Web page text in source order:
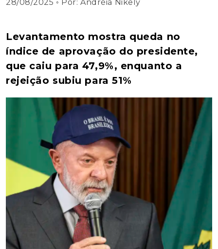
28/08/2025 ◦ Por:Andréia Nikely
Levantamento mostra queda no
índice de aprovação do presidente,
que caiu para 47,9%, enquanto a
rejeição subiu para 51%